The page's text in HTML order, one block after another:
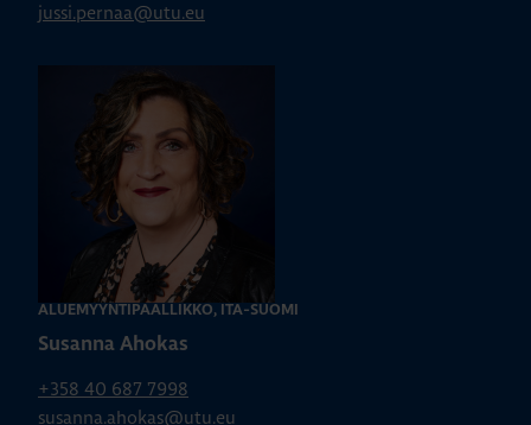
jussi.pernaa@utu.eu
ALUEMYYNTIPÄÄLLIKKÖ, ITÄ-SUOMI
Susanna Ahokas
+358 40 687 7998
susanna.ahokas@utu.eu